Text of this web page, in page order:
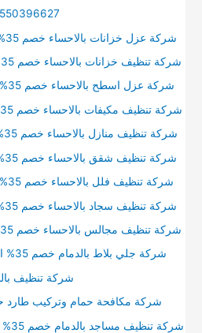
شركة عزل خزانات بالاحساء خصم 35% اتصل علي 0550396627
شركة تنظيف خزانات بالاحساء خصم 35% اتصل علي 0550396627
شركة عزل اسطح بالاحساء خصم 35% اتصل علي 0550396627
شركة تنظيف مكيفات بالاحساء خصم 35% اتصل علي 0550396627
شركة تنظيف منازل بالاحساء خصم 35% اتصل علي 0550396627
شركة تنظيف شقق بالاحساء خصم 35% اتصل علي 0550396627
شركة تنظيف فلل بالاحساء خصم 35% اتصل علي 0550396627
شركة تنظيف سجاد بالاحساء خصم 35% اتصل علي 0550396627
شركة تنظيف مجالس بالاحساء خصم 35% اتصل علي 0550396627
شركة جلي بلاط بالدمام خصم 35% اتصل علي 0550396627
شركة تنظيف
شركة مكافحة حمام وتركيب طارد
شركة تنظيف مساجد بالدمام خصم 35% اتصل بنا علي 0550396627